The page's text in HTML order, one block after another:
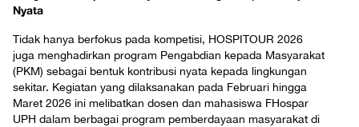
Nyata
Tidak hanya berfokus pada kompetisi, HOSPITOUR 2026
juga menghadirkan program Pengabdian kepada Masyarakat
(PKM) sebagai bentuk kontribusi nyata kepada lingkungan
sekitar. Kegiatan yang dilaksanakan pada Februari hingga
Maret 2026 ini melibatkan dosen dan mahasiswa FHospar
UPH dalam berbagai program pemberdayaan masyarakat di